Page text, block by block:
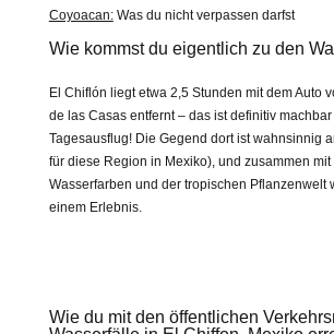
Coyoacan:Was du nicht verpassen darfst
Wie kommst du eigentlich zu den
El Chiflón liegt etwa 2,5 Stunden mit dem Auto
de las Casas entfernt – das ist definitiv
Tagesausflug! Die Gegend dort ist wahnsinnig
für diese Region in Mexiko), und zusammen
Wasserfarben und der tropischen Pflanzenwelt
einem Erlebnis.
Wie du mit den öffentlichen